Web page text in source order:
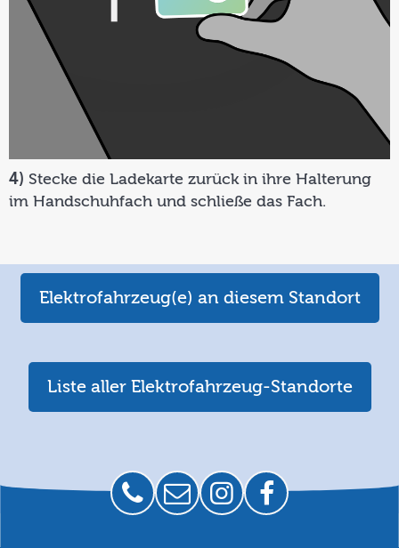
4) Stecke die Ladekarte zurück in ihre Halterung
im Handschuhfach und schließe das Fach.
Elektrofahrzeug(e) an diesem Standort
Liste aller Elektrofahrzeug-Standorte